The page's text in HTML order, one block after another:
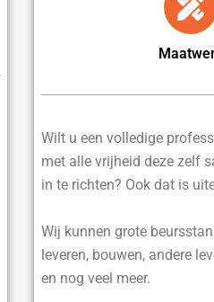
Wilt u een volledige
met alle vrijheid deze zelf
in te richten? Ook dat is
Wij kunnen grote
leveren, bouwen, andere
en nog veel meer.